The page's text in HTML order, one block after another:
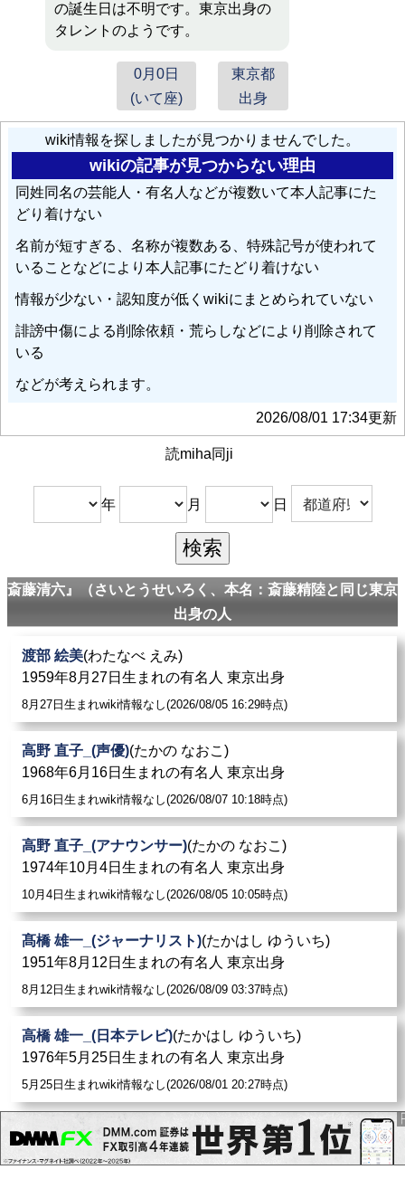
の誕生日は不明です。東京出身の
タレントのようです。
0月0日
(いて座)
東京都
出身
wiki情報を探しましたが見つかりませんでした。
wikiの記事が見つからない理由
同姓同名の芸能人・有名人などが複数いて本人記事にた
どり着けない
名前が短すぎる、名称が複数ある、特殊記号が使われて
いることなどにより本人記事にたどり着けない
情報が少ない・認知度が低くwikiにまとめられていない
誹謗中傷による削除依頼・荒らしなどにより削除されて
いる
などが考えられます。
2026/08/01 17:34更新
読miha同ji
年 月 日
斎藤清六』（さいとうせいろく、本名：斎藤精陸と同じ東京
出身の人
渡部 絵美(わたなべ えみ)
1959年8月27日生まれの有名人 東京出身
8月27日生まれwiki情報なし(2026/08/05 16:29時点)
高野 直子_(声優)(たかの なおこ)
1968年6月16日生まれの有名人 東京出身
6月16日生まれwiki情報なし(2026/08/07 10:18時点)
高野 直子_(アナウンサー)(たかの なおこ)
1974年10月4日生まれの有名人 東京出身
10月4日生まれwiki情報なし(2026/08/05 10:05時点)
髙橋 雄一_(ジャーナリスト)(たかはし ゆういち)
1951年8月12日生まれの有名人 東京出身
8月12日生まれwiki情報なし(2026/08/09 03:37時点)
高橋 雄一_(日本テレビ)(たかはし ゆういち)
1976年5月25日生まれの有名人 東京出身
5月25日生まれwiki情報なし(2026/08/01 20:27時点)